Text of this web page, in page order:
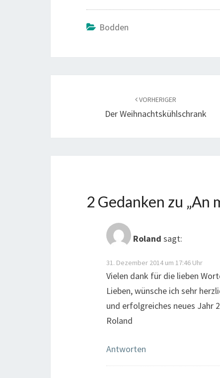
Bodden
VORHERIGER
Der Weihnachtskühlschrank
2 Gedanken zu „An
Roland sagt:
31. Dezember 2014 um 17:46 Uhr
Vielen dank für die lieben
Lieben, wünsche ich sehr
und erfolgreiches neues Jahr
Roland
Antworten